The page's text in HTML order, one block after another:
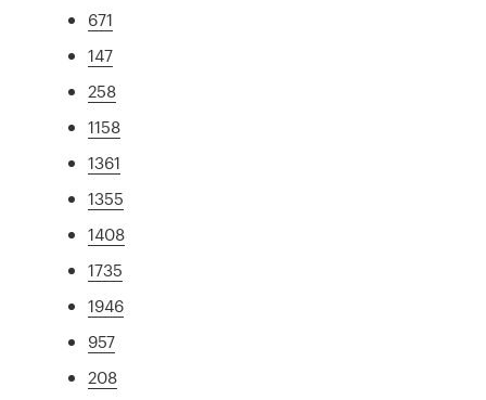
671
147
258
1158
1361
1355
1408
1735
1946
957
208